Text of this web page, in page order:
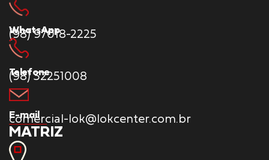
WhatsApp
(98) 97018-2225
Telefone
(98) 32251008
E-mail
comercial-lok@lokcenter.com.br
MATRIZ